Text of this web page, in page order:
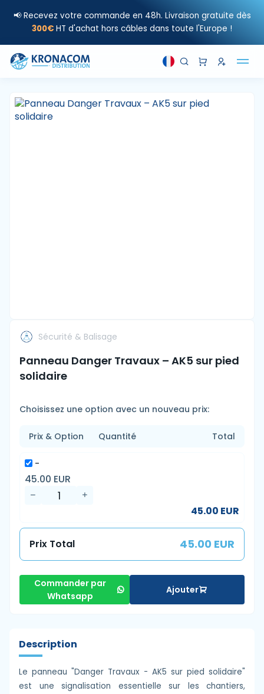
📢 Recevez votre commande en 48h. Livraison gratuite dès
300€ HT d'achat hors câbles dans toute l'Europe !
Sécurité & Balisage
Panneau Danger Travaux – AK5 sur pied
solidaire
Choisissez une option avec un nouveau prix:
Prix & Option Quantité Total
-
45.00 EUR
45.00 EUR
Prix Total 45.00 EUR
Commander par
Whatsapp
Ajouter
Description
Le panneau "Danger Travaux - AK5 sur pied solidaire"
est une signalisation essentielle sur les chantiers,